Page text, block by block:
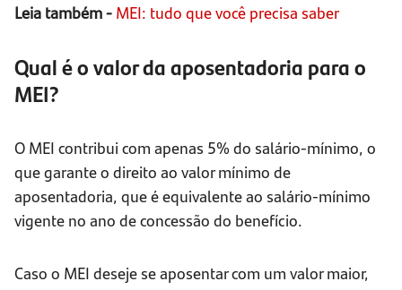
Leia também - MEI: tudo que você precisa saber
Qual é o valor da aposentadoria para o
MEI?
O MEI contribui com apenas 5% do salário-mínimo, o
que garante o direito ao valor mínimo de
aposentadoria, que é equivalente ao salário-mínimo
vigente no ano de concessão do benefício.
Caso o MEI deseje se aposentar com um valor maior,